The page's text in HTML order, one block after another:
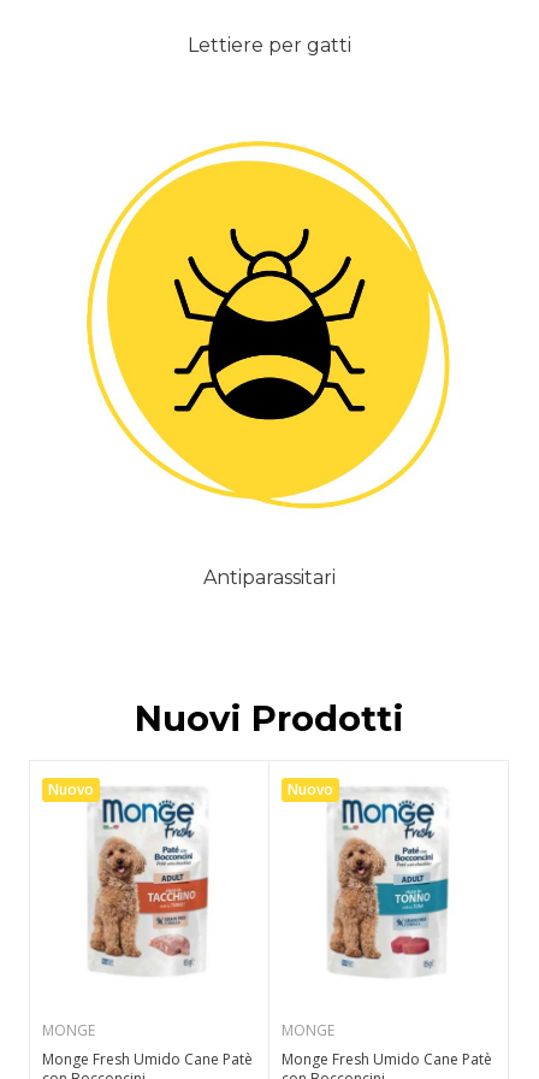
Lettiere per gatti
Antiparassitari
Nuovi Prodotti
Nuovo
MONGE
Monge Fresh Umido Cane Patè
Nuovo
MONGE
Monge Fresh Umido Cane Patè